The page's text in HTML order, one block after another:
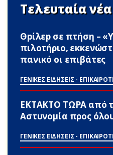
Τελευταία νέα
Θpίλεp σε πτήση –
πιλοτήριο,
πανικό οι επιβάτες
ΓΕΝΙΚΕΣ ΕΙΔΗΣΕΙΣ -
ΕΚΤΑΚΤΟ ΤΩPA από
Αστυνομία προς
ΓΕΝΙΚΕΣ ΕΙΔΗΣΕΙΣ -